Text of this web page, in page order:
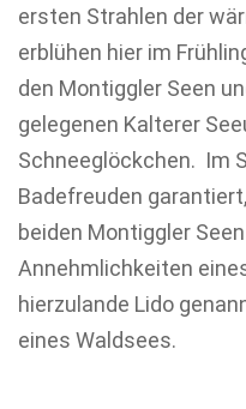
ersten Strahlen der
erblühen hier im
den Montiggler Seen
gelegenen Kalterer
Schneeglöckchen. Im
Badefreuden
beiden Montiggler
Annehmlichkeiten
hierzulande Lido
eines Waldsees.